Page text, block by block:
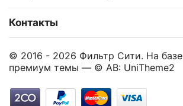
Контакты
© 2016 - 2026 Фильтр Сити. На базе
премиум темы — © AB: UniTheme2